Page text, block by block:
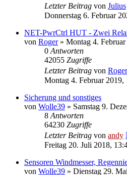
Letzter Beitrag von Julius
Donnerstag 6. Februar
NET-PwrCtrl HUT - Zwei
von Roger» Montag 4.
0 Antworten
42055 Zugriffe
Letzter Beitrag von Roger
Montag 4. Februar 2019,
Sicherung und sonstiges
von Wolle39 » Samstag 9.
8 Antworten
64230 Zugriffe
Letzter Beitrag von andy
Freitag 20. Juli 2018,
Sensoren Windmesser,
von Wolle39 » Dienstag 29.